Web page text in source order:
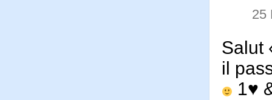
25
Salut
il
1♥